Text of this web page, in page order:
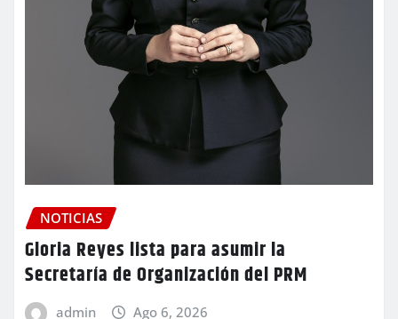
NOTICIAS
Gloria Reyes lista para asumir la
Secretaría de Organización del PRM
admin Ago 6, 2026